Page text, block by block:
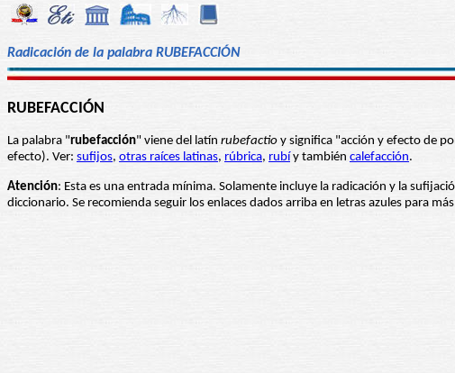
Radicación de la palabra RUBEFACCIÓN
RUBEFACCIÓN
La palabra "rubefacción" viene del latín rubefactio y significa "acción y efecto de
efecto). Ver: sufijos, otras raíces latinas, rúbrica, rubí y también calefacción.
Atención: Esta es una entrada mínima. Solamente incluye la radicación y la
diccionario. Se recomienda seguir los enlaces dados arriba en letras azules para